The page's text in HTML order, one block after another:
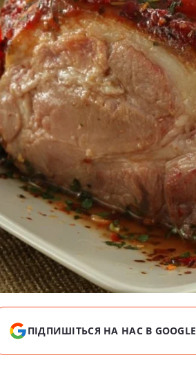
ПІДПИШІТЬСЯ НА НАС В GOOGLE